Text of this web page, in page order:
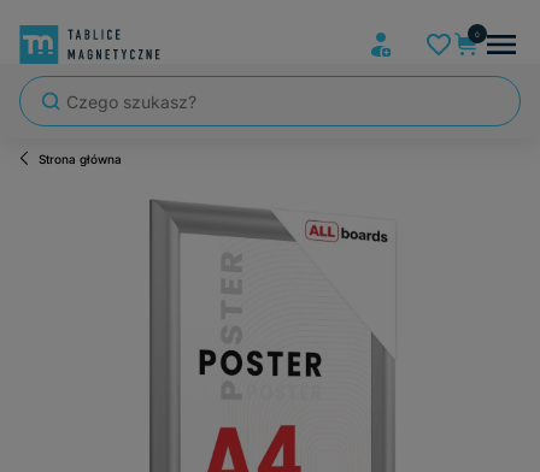
Strona główna